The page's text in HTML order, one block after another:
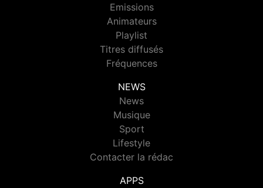
Emissions
Animateurs
Playlist
Titres diffusés
Fréquences
NEWS
News
Musique
Sport
Lifestyle
Contacter la rédac
APPS